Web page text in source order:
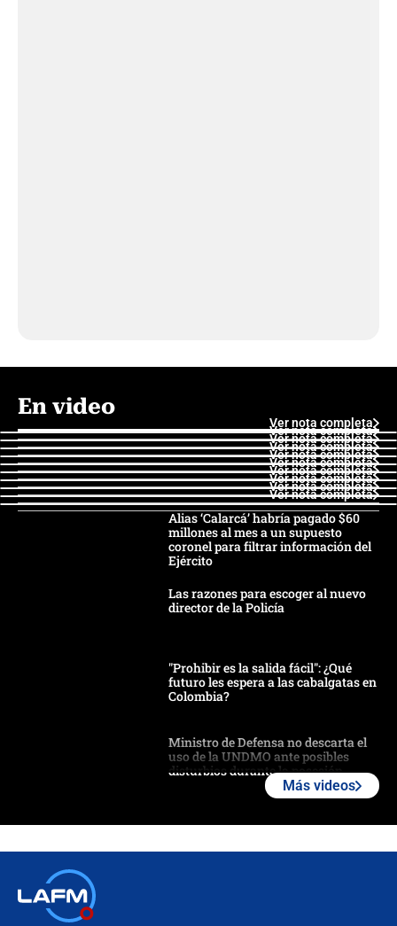
En video
Ver nota completa
Ver nota completa
Ver nota completa
Ver nota completa
Ver nota completa
Ver nota completa
Ver nota completa
Ver nota completa
Ver nota completa
Ver nota completa
Alias ‘Calarcá’ habría pagado $60
millones al mes a un supuesto
coronel para filtrar información del
Ejército
Las razones para escoger al nuevo
director de la Policía
"Prohibir es la salida fácil": ¿Qué
futuro les espera a las cabalgatas en
Colombia?
Ministro de Defensa no descarta el
uso de la UNDMO ante posibles
disturbios durante la posesión
Más videos